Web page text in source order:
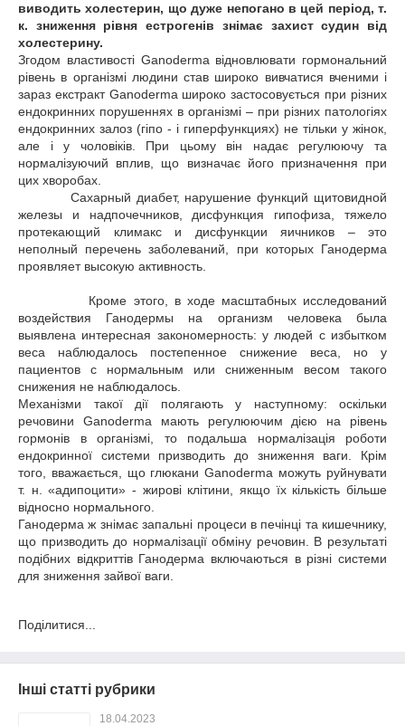
виводить холестерин, що дуже непогано в цей період, т.
к. зниження рівня естрогенів знімає захист судин від
холестерину.
Згодом властивості Ganoderma відновлювати гормональний
рівень в організмі людини став широко вивчатися вченими і
зараз екстракт Ganoderma широко застосовується при різних
ендокринних порушеннях в організмі – при різних патологіях
ендокринних залоз (гіпо - і гиперфункциях) не тільки у жінок,
але і у чоловіків. При цьому він надає регулюючу та
нормалізуючий вплив, що визначає його призначення при
цих хворобах.
Сахарный диабет, нарушение функций щитовидной
железы и надпочечников, дисфункция гипофиза, тяжело
протекающий климакс и дисфункции яичников – это
неполный перечень заболеваний, при которых Ганодерма
проявляет высокую активность.
Кроме этого, в ходе масштабных исследований
воздействия Ганодермы на организм человека была
выявлена интересная закономерность: у людей с избытком
веса наблюдалось постепенное снижение веса, но у
пациентов с нормальным или сниженным весом такого
снижения не наблюдалось.
Механізми такої дії полягають у наступному: оскільки
речовини Ganoderma мають регулюючим дією на рівень
гормонів в організмі, то подальша нормалізація роботи
ендокринної системи призводить до зниження ваги. Крім
того, вважається, що глюкани Ganoderma можуть руйнувати
т. н. «адипоцити» - жирові клітини, якщо їх кількість більше
відносно нормального.
Ганодерма ж знімає запальні процеси в печінці та кишечнику,
що призводить до нормалізації обміну речовин. В результаті
подібних відкриттів Ганодерма включаються в різні системи
для зниження зайвої ваги.
Поділитися...
Інші статті рубрики
18.04.2023